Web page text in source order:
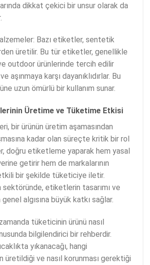
dikkat çekici bir unsur olarak da
Bazı etiketler, sentetik
üretilir. Bu tür etiketler, genellikle
outdoor ürünlerinde tercih edilir
aşınmaya karşı dayanıklıdırlar. Bu
uzun ömürlü bir kullanım sunar.
Üretime ve Tüketime Etkisi
bir ürünün üretim aşamasından
kadar olan süreçte kritik bir rol
doğru etiketleme yaparak hem yasal
getirir hem de markalarının
bir şekilde tüketiciye iletir.
etiketlerin tasarımı ve
algısına büyük katkı sağlar.
tüketicinin ürünü nasıl
bilgilendirici bir rehberdir.
yıkanacağı, hangi
üretildiği ve nasıl korunması gerektiği